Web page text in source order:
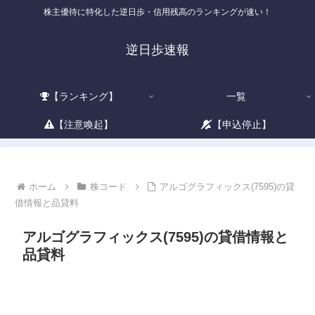
株主優待に特化した逆日歩・信用残高のランキングが速い！
逆日歩速報
【ランキング】 一覧
【注意喚起】 【申込停止】
ホーム 株コード
アルゴグラフィックス(7595)の貸
借情報と品貸料
アルゴグラフィックス(7595)の貸借情報と
品貸料